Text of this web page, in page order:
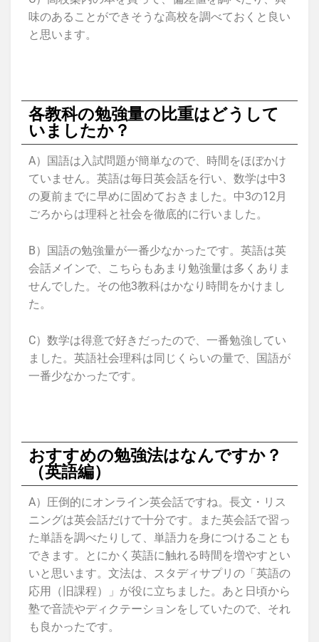
味のあることができそうな高校を調べておくと良い
と思います。
各教科の勉強量の比重はどうして
いましたか？
A）国語は入試問題が簡単なので、時間をほぼかけ
ていません。英語は毎日英会話を行い、数学は中3
の夏前までに早めに固めておきました。中3の12月
ごろからは理科と社会を徹底的に行いました。
B）国語の勉強量が一番少なかったです。英語は英
会話メインで、こちらもあまり勉強量は多くありま
せんでした。その他3教科はかなり時間をかけまし
た。
C）数学は得意で好きだったので、一番勉強してい
ました。英語社会理科は同じくらいの量で、国語が
一番少なかったです。
おすすめの勉強法はなんですか？
（英語編）
A）圧倒的にオンライン英会話ですね。長文・リス
ニングは英会話だけで十分です。また英会話で習っ
た単語を調べたりして、単語力を身につけることも
できます。とにかく英語に触れる時間を増やすとい
いと思います。文法は、スタディサプリの「英語の
応用（旧課程）」が役に立ちました。あと日頃から
塾で音読やディクテーションをしていたので、それ
も良かったです。